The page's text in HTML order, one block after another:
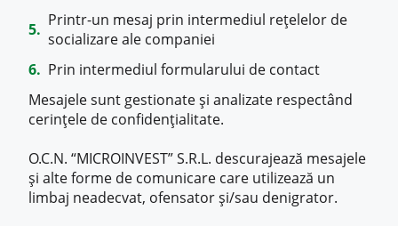
Printr-un mesaj prin intermediul rețelelor de
socializare ale companiei
Prin intermediul formularului de contact
Mesajele sunt gestionate și analizate respectând
cerințele de confidențialitate.
O.C.N. “MICROINVEST” S.R.L. descurajează mesajele
și alte forme de comunicare care utilizează un
limbaj neadecvat, ofensator și/sau denigrator.